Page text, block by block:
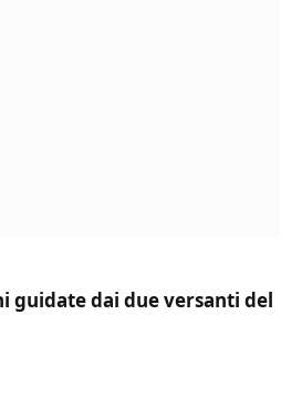
guidate dai due versanti del